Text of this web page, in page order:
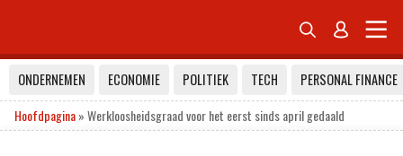
 
ONDERNEMEN ECONOMIE POLITIEK TECH
PERSONAL FINANCE
Hoofdpagina»Werkloosheidsgraad voor het eerst sinds april gedaald